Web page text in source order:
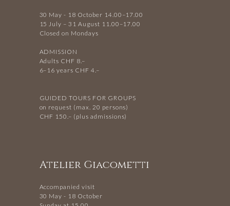
30 May - 18 October 14.00–17.00
15 July – 31 August 11.00–17.00
Closed on Mondays
ADMISSION
Adults CHF 8.–
6–16 years CHF 4.–
GUIDED TOURS FOR GROUPS
on request (max. 20 persons)
CHF 150.– (plus admissions)
Atelier Giacometti
Accompanied visit
30 May - 18 October